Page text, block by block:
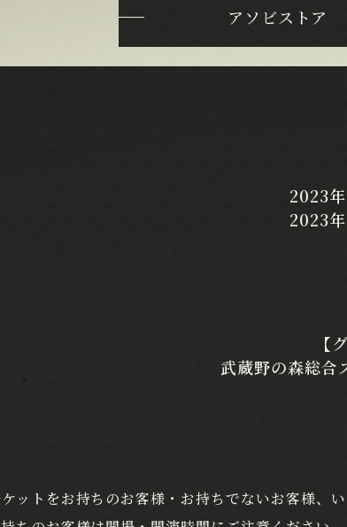
アソビストア
2023
2023
【
武蔵野の森総
ットをお持ちのお客様・お持ちでないお客様、い